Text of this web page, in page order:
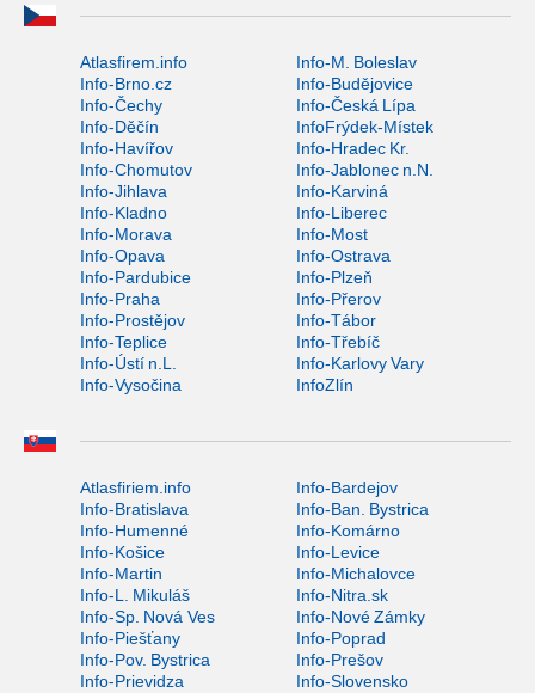
Atlasfirem.info
Info-M. Boleslav
Info-Brno.cz
Info-Budějovice
Info-Čechy
Info-Česká Lípa
Info-Děčín
InfoFrýdek-Místek
Info-Havířov
Info-Hradec Kr.
Info-Chomutov
Info-Jablonec n.N.
Info-Jihlava
Info-Karviná
Info-Kladno
Info-Liberec
Info-Morava
Info-Most
Info-Opava
Info-Ostrava
Info-Pardubice
Info-Plzeň
Info-Praha
Info-Přerov
Info-Prostějov
Info-Tábor
Info-Teplice
Info-Třebíč
Info-Ústí n.L.
Info-Karlovy Vary
Info-Vysočina
InfoZlín
Atlasfiriem.info
Info-Bardejov
Info-Bratislava
Info-Ban. Bystrica
Info-Humenné
Info-Komárno
Info-Košice
Info-Levice
Info-Martin
Info-Michalovce
Info-L. Mikuláš
Info-Nitra.sk
Info-Sp. Nová Ves
Info-Nové Zámky
Info-Piešťany
Info-Poprad
Info-Pov. Bystrica
Info-Prešov
Info-Prievidza
Info-Slovensko